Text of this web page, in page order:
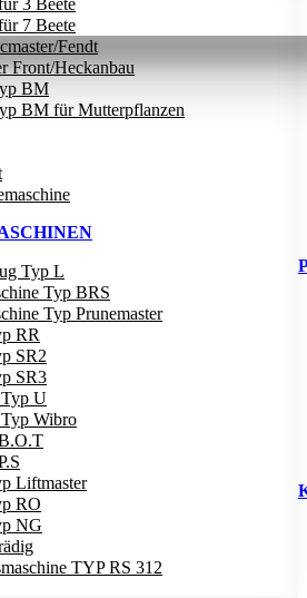
3 Beete
7 Beete
Fendt
Front/Heckanbau
BM
BM für Mutterpflanzen
Typ L
Typ BRS
Typ Prunemaster
RR
SR2
SR3
U
Wibro
Liftmaster
RO
NG
TYP RS 312